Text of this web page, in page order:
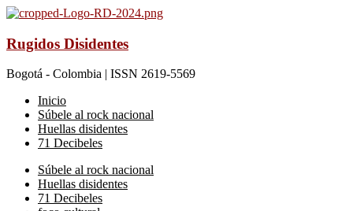
Rugidos Disidentes
Bogotá - Colombia | ISSN 2619-5569
Inicio
Súbele al rock nacional
Huellas disidentes
71 Decibeles
Súbele al rock nacional
Huellas disidentes
71 Decibeles